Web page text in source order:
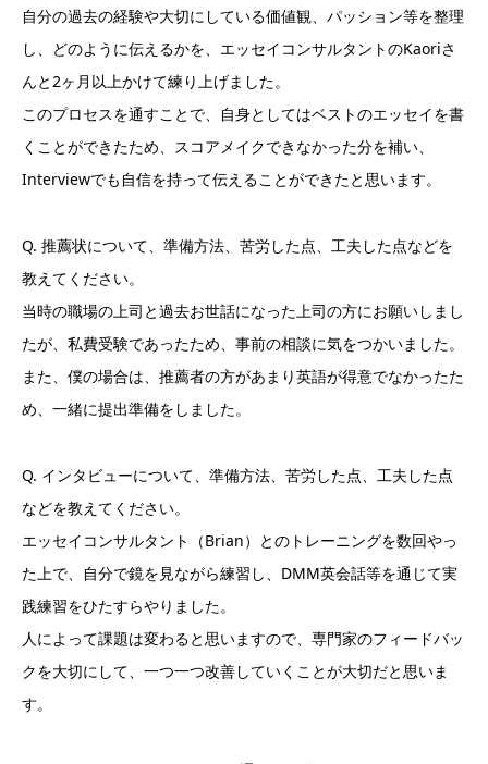
自分の過去の経験や大切にしている価値観、パッション等を整理
し、どのように伝えるかを、エッセイコンサルタントのKaoriさ
んと2ヶ月以上かけて練り上げました。
このプロセスを通すことで、自身としてはベストのエッセイを書
くことができたため、スコアメイクできなかった分を補い、
Interviewでも自信を持って伝えることができたと思います。
Q. 推薦状について、準備方法、苦労した点、工夫した点などを
教えてください。
当時の職場の上司と過去お世話になった上司の方にお願いしまし
たが、私費受験であったため、事前の相談に気をつかいました。
また、僕の場合は、推薦者の方があまり英語が得意でなかったた
め、一緒に提出準備をしました。
Q. インタビューについて、準備方法、苦労した点、工夫した点
などを教えてください。
エッセイコンサルタント（Brian）とのトレーニングを数回やっ
た上で、自分で鏡を見ながら練習し、DMM英会話等を通じて実
践練習をひたすらやりました。
人によって課題は変わると思いますので、専門家のフィードバッ
クを大切にして、一つ一つ改善していくことが大切だと思いま
す。